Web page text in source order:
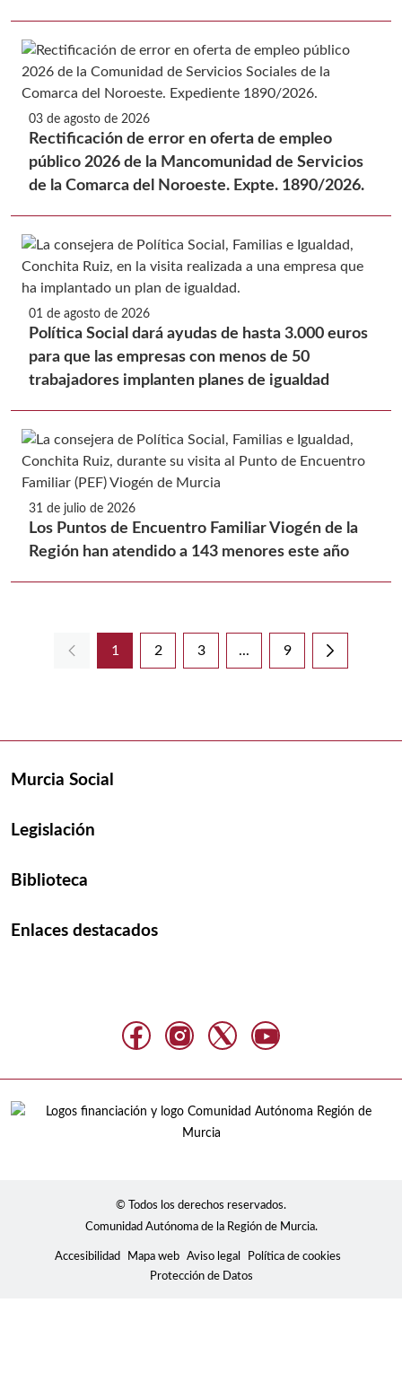
03 de agosto de 2026
Rectificación de error en oferta de empleo
público 2026 de la Mancomunidad de Servicios
de la Comarca del Noroeste. Expte. 1890/2026.
01 de agosto de 2026
Política Social dará ayudas de hasta 3.000 euros
para que las empresas con menos de 50
trabajadores implanten planes de igualdad
31 de julio de 2026
Los Puntos de Encuentro Familiar Viogén de la
Región han atendido a 143 menores este año
Página
1
Página
2
Página
3 ...
Páginas intermedias Use
Página
9
Murcia Social
Legislación
Biblioteca
Enlaces destacados
© Todos los derechos reservados.
Comunidad Autónoma de la Región de Murcia.
Accesibilidad Mapa web Aviso legal
Política de cookies
Protección de Datos